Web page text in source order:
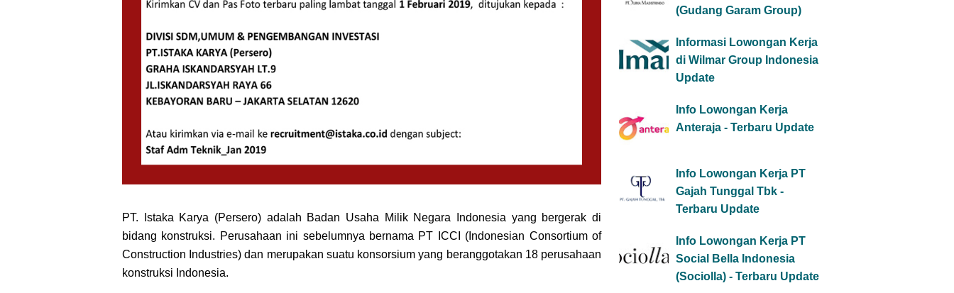
PT. Istaka Karya (Persero) adalah Badan Usaha Milik Negara Indonesia yang bergerak di
bidang konstruksi. Perusahaan ini sebelumnya bernama PT ICCI (Indonesian Consortium of
Construction Industries) dan merupakan suatu konsorsium yang beranggotakan 18 perusahaan
konstruksi Indonesia.
(Gudang Garam Group)
Informasi Lowongan Kerja
di Wilmar Group Indonesia
Update
Info Lowongan Kerja
Anteraja - Terbaru Update
Info Lowongan Kerja PT
Gajah Tunggal Tbk -
Terbaru Update
Info Lowongan Kerja PT
Social Bella Indonesia
(Sociolla) - Terbaru Update